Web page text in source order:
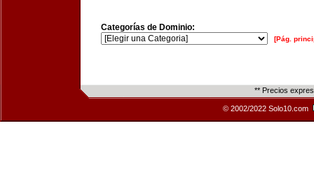
Categorías de Dominio:
[Pág.
** Precios
© 2002/2022 Solo10.com